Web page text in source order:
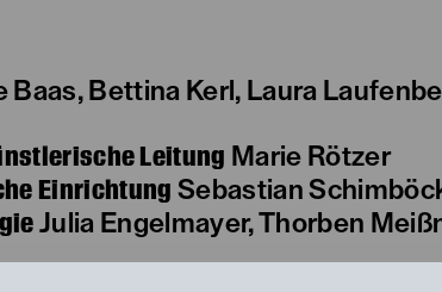
Baas, Bettina Kerl, Laura
Leitung Marie Rötzer
Einrichtung Sebastian
Julia Engelmayer, Thorben